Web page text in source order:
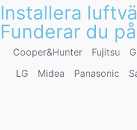
Installera
Funderar du
Cooper&Hunter Fujitsu
LG
Midea Panasonic